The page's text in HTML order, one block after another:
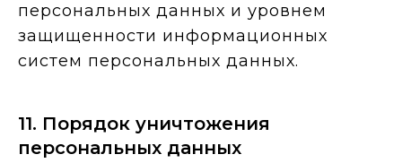
персональных данных и уровнем
защищенности информационных
систем персональных данных.
11. Порядок уничтожения
персональных данных